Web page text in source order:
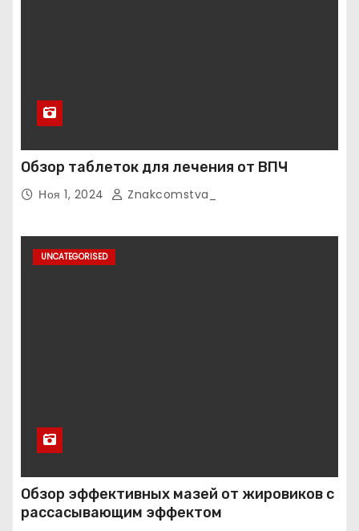
Обзор таблеток для лечения от ВПЧ
Ноя 1, 2024 Znakcomstva_
UNCATEGORISED
Обзор эффективных мазей от жировиков с
рассасывающим эффектом